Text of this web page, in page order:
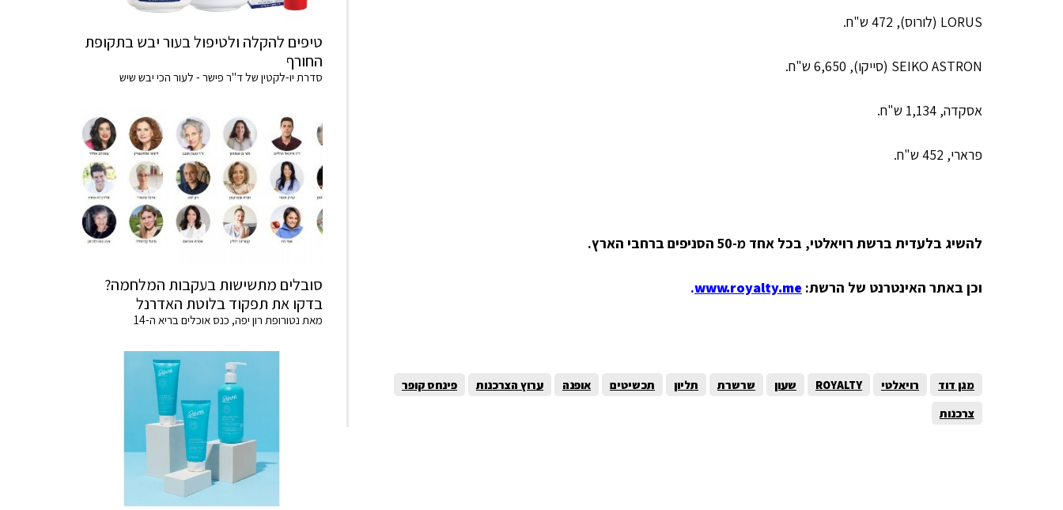
LORUS (לורוס), 472 ש"ח.
SEIKO ASTRON (סייקו), 6,650 ש"ח.
אסקדה, 1,134 ש"ח.
פרארי, 452 ש"ח.
להשיג בלעדית ברשת רויאלטי, בכל אחד מ-50 הסניפים ברחבי הארץ.
וכן באתר האינטרנט של הרשת: www.royalty.me
.
מגן דוד רויאלטי ROYALTY שעון שרשרת תליון תכשיטים אופנה ערוץ הצרכנות
פינחס קופר
צרכנות
טיפים להקלה ולטיפול בעור יבש בתקופת
החורף
סדרת יו-לקטין של ד"ר פישר - לעור הכי יבש שיש
סובלים מתשישות בעקבות המלחמה?
בדקו את תפקוד בלוטת האדרנל
מאת נטורופת רון יפה, כנס אוכלים בריא ה-14